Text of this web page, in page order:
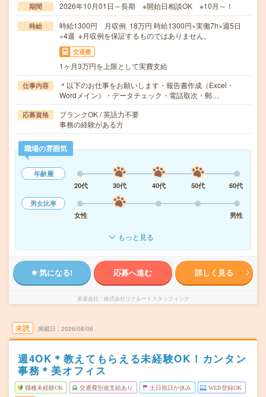
期間 2026年10月01日～長期 ※開始日相談OK ※10月～！
時給
時給1300円 月収例 18万円 時給1300円×実働7h×週5日
×4週 ※月収例を保証するものではありません。
交通費
1ヶ月3万円を上限として実費支給
仕事内容
＊以下のお仕事をお願いします・報告書作成（Excel・
Wordメイン）・データチェック・電話取次・郵…
応募資格
ブランクOK / 英語力不要
事務の経験がある方
職場の雰囲気
年齢層
20代
30代 40代 50代
60代
男女比率
女性
男性
もっと見る
気になる! 応募へ進む 詳しく見る
派遣会社 株式会社リクルートスタッフィング
未読 掲載日 2026/08/06
週4OK＊教えてもらえる未経験OK！カンタン
事務＊美オフィス
職種未経験OK 交通費別途支給あり 土日祝日が休み WEB登録OK